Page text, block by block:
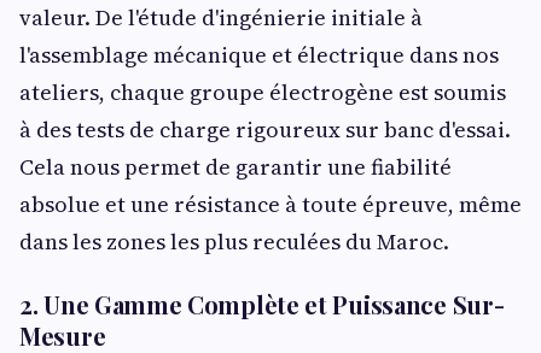
valeur. De l'étude d'ingénierie initiale à
l'assemblage mécanique et électrique dans nos
ateliers, chaque groupe électrogène est soumis
à des tests de charge rigoureux sur banc d'essai.
Cela nous permet de garantir une fiabilité
absolue et une résistance à toute épreuve, même
dans les zones les plus reculées du Maroc.
2. Une Gamme Complète et Puissance Sur-
Mesure